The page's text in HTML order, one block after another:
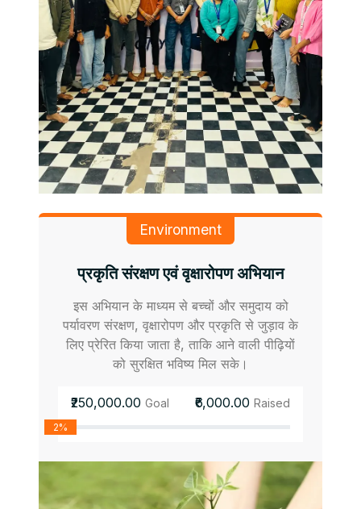
Environment
प्रकृति संरक्षण एवं वृक्षारोपण अभियान
इस अभियान के माध्यम से बच्चों और समुदाय को
पर्यावरण संरक्षण, वृक्षारोपण और प्रकृति से जुड़ाव के
लिए प्रेरित किया जाता है, ताकि आने वाली पीढ़ियों
को सुरक्षित भविष्य मिल सके।
₹250,000.00 Goal ₹6,000.00 Raised
2%